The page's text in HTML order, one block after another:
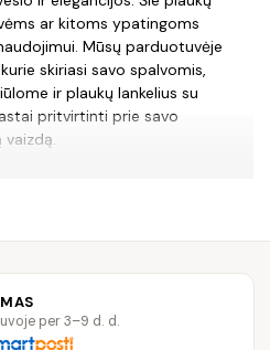
ar kitoms ypatingoms
Mūsų parduotuvėje
skiriasi savo spalvomis,
ir plaukų lankelius su
pritvirtinti prie savo
vaizdą.
lankeliai plaukams yra
visą dieną.
plaukų aksesuarų, kurie padarys
mūsų parduotuvėje
plaukams ar plaukų
per 3–9 d. d.